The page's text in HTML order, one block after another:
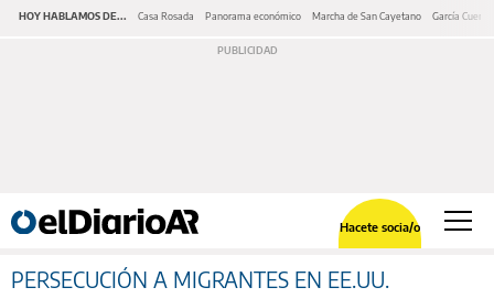
HOY HABLAMOS DE... Casa Rosada Panorama económico Marcha de San Cayetano García Cuerva
Hacete socia/o
PERSECUCIÓN A MIGRANTES EN EE.UU.